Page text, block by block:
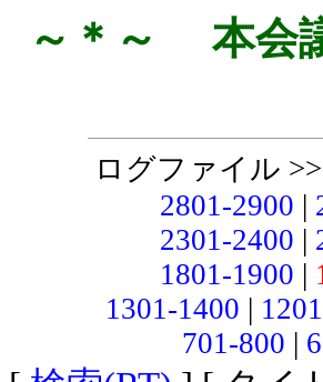
～＊～ 本会
ログファイル >>
2801-2900 |
2301-2400 |
1801-1900 |
1301-1400 |
701-800 |